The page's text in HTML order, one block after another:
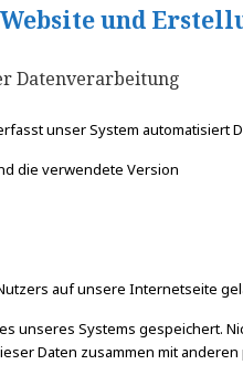
und
Datenverarbeitung
unser System automatisiert
die verwendete Version
auf unsere Internetseite
unseres Systems gespeichert.
Daten zusammen mit